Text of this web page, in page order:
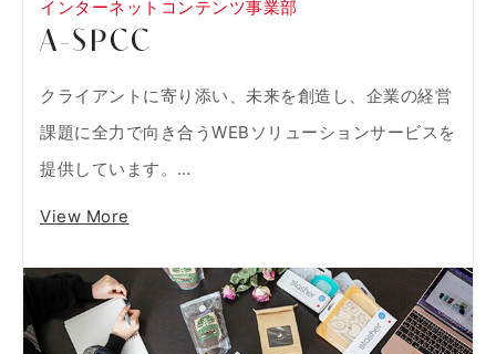
インターネットコンテンツ事業部
A-SPCC
クライアントに寄り添い、未来を創造し、企業の経営
課題に全力で向き合うWEBソリューションサービスを
提供しています。…
View More